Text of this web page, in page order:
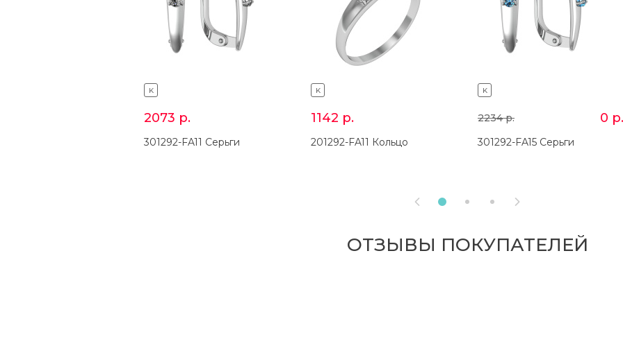
K
2073 р.
301292-FA11 Серьги
K
1142 р.
201292-FA11 Кольцо
K
2234р. 0 р.
301292-FA15 Серьги
 
ОТЗЫВЫ ПОКУПАТЕЛЕЙ